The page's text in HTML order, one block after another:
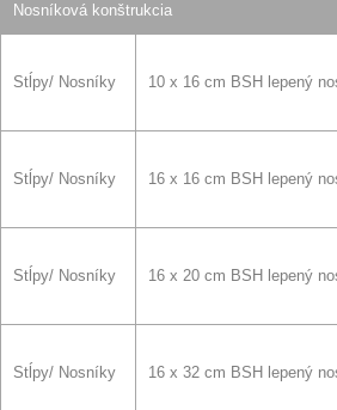
Nosníková konštrukcia
Stĺpy/ Nosníky 10 x 16 cm BSH lepený
Stĺpy/ Nosníky 16 x 16 cm BSH lepený
Stĺpy/ Nosníky 16 x 20 cm BSH lepený
Stĺpy/ Nosníky 16 x 32 cm BSH lepený